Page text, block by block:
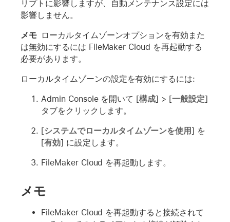
リプトに影響しますが、自動メンテナンス設定には
影響しません。
メモ ローカルタイムゾーンオプションを有効また
は無効にするには FileMaker Cloud を再起動する
必要があります。
ローカルタイムゾーンの設定を有効にするには:
Admin Console を開いて [構成] > [一般設定]
タブをクリックします。
[システムでローカルタイムゾーンを使用 ] を
[有効] に設定します。
FileMaker Cloud を再起動します。
メモ
FileMaker Cloud を再起動すると接続されて